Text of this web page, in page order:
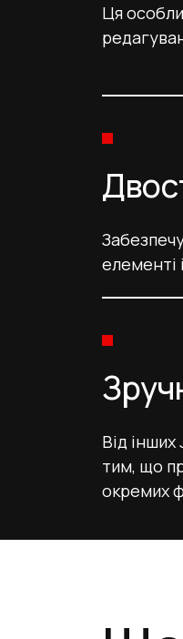
Ця
елементі
Від
тим, що
окремих